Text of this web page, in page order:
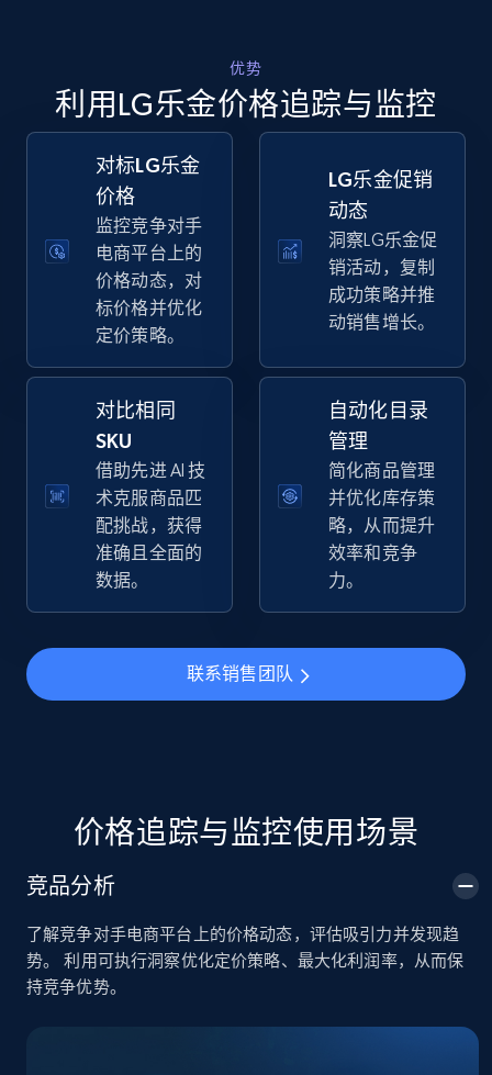
Walmart - products - Collects products by
specific keywords
URL, Final price, Sku, Currency, Gtin,
Specifications, Image urls, Top reviews, and
more.
5.6K+ 875+ 立即开始
using sku numbers
URL, Final price, Sku, Currency, Gtin,
Specifications, Image urls, Top reviews, and
more.
5.6K+ 875+ 立即开始
URL, Title, Available, Description, Currency, Initial
price, Final price, Discount percent, and more.
URL, Title, Available, Description, Currency, Initial
5.4K+ 668+ 立即开始
优势
利用LG乐金价格追踪与监控
对标LG乐金
价格
监控竞争对手
电商平台上的
价格动态，对
标价格并优化
定价策略。
LG乐金促销
动态
洞察LG乐金促
销活动，复制
成功策略并推
动销售增长。
对比相同
SKU
借助先进 AI 技
术克服商品匹
配挑战，获得
准确且全面的
数据。
自动化目录
管理
简化商品管理
并优化库存策
略，从而提升
效率和竞争
力。
联系销售团队
价格追踪与监控使用场景
竞品分析
了解竞争对手电商平台上的价格动态，评估吸引力并发现趋
势。 利用可执行洞察优化定价策略、最大化利润率，从而保
持竞争优势。